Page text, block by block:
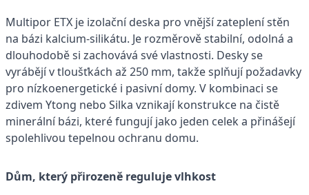
Multipor ETX je izolační deska pro vnější zateplení stěn
na bázi kalcium-silikátu. Je rozměrově stabilní, odolná a
dlouhodobě si zachovává své vlastnosti. Desky se
vyrábějí v tloušťkách až 250 mm, takže splňují požadavky
pro nízkoenergetické i pasivní domy. V kombinaci se
zdivem Ytong nebo Silka vznikají konstrukce na čistě
minerální bázi, které fungují jako jeden celek a přinášejí
spolehlivou tepelnou ochranu domu.
Dům, který přirozeně reguluje vlhkost